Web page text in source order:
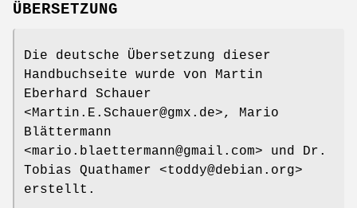
ÜBERSETZUNG
Die deutsche Übersetzung dieser
Handbuchseite wurde von Martin
Eberhard Schauer
<Martin.E.Schauer@gmx.de>, Mario
Blättermann
<mario.blaettermann@gmail.com> und Dr.
Tobias Quathamer <toddy@debian.org>
erstellt.